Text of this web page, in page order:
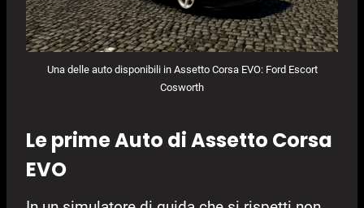
Una delle auto disponibili in Assetto Corsa EVO: Ford Escort
Cosworth
Le prime Auto di Assetto Corsa
EVO